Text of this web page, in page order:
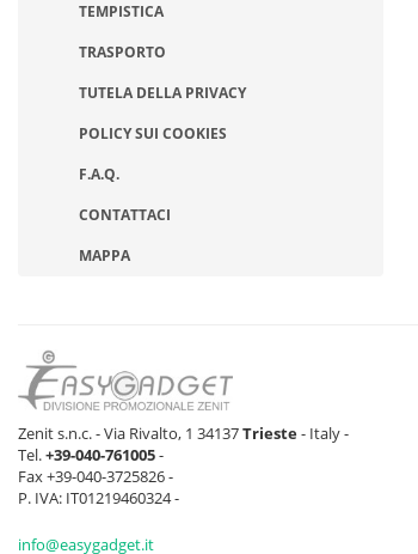
TEMPISTICA
TRASPORTO
TUTELA DELLA PRIVACY
POLICY SUI COOKIES
F.A.Q.
CONTATTACI
MAPPA
Zenit s.n.c. - Via Rivalto, 1 34137Trieste- Italy -
Tel.+39-040-761005-
Fax +39-040-3725826 -
P. IVA: IT01219460324 -
info@easygadget.it